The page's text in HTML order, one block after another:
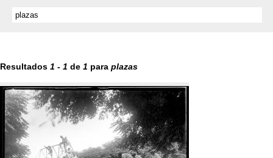
Resultados 1 - 1 de 1 para plazas